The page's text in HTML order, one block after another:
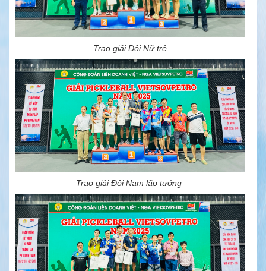
Trao giải Đôi Nữ trẻ
Trao giải Đôi Nam lão tướng